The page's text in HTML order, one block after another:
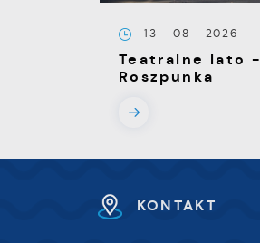
13 - 08 - 2026
Teatralne lato -
Roszpunka
KONTAKT